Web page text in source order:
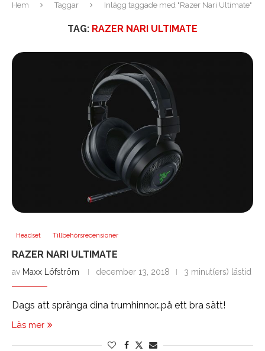
Hem Taggar Inlägg taggade med "Razer Nari Ultimate"
TAG: RAZER NARI ULTIMATE
Headset Tillbehörsrecensioner
RAZER NARI ULTIMATE
av Maxx Löfström december 13, 2018 3 minut(ers) lästid
Dags att spränga dina trumhinnor…på ett bra sätt!
Läs mer